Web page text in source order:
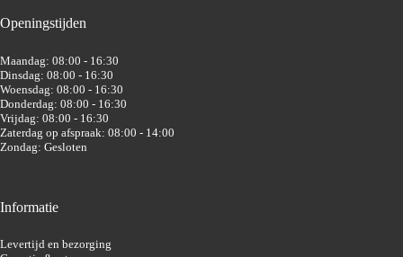
Openingstijden
Maandag: 08:00 - 16:30
Dinsdag: 08:00 - 16:30
Woensdag: 08:00 - 16:30
Donderdag: 08:00 - 16:30
Vrijdag: 08:00 - 16:30
Zaterdag op afspraak: 08:00 - 14:00
Zondag: Gesloten
Informatie
Levertijd en bezorging